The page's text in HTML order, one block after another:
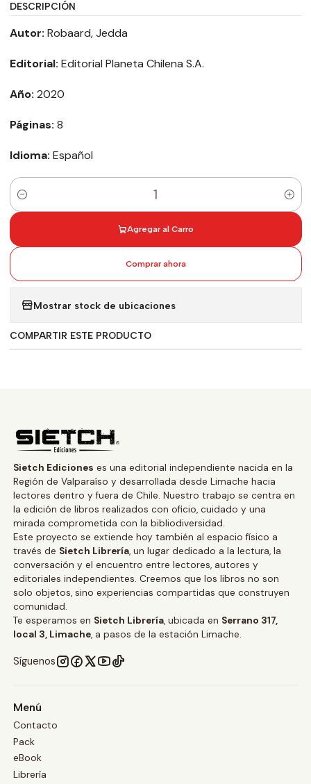
DESCRIPCIÓN
Autor: Robaard, Jedda
Editorial: Editorial Planeta Chilena S.A.
Año: 2020
Páginas: 8
Idioma: Español
Cantidad
Agregar al Carro
Comprar ahora
Mostrar stock de ubicaciones
COMPARTIR ESTE PRODUCTO
Sietch Ediciones es una editorial independiente nacida en la
Región de Valparaíso y desarrollada desde Limache hacia
lectores dentro y fuera de Chile. Nuestro trabajo se centra en
la edición de libros realizados con oficio, cuidado y una
mirada comprometida con la bibliodiversidad.
Este proyecto se extiende hoy también al espacio físico a
través de Sietch Librería, un lugar dedicado a la lectura, la
conversación y el encuentro entre lectores, autores y
editoriales independientes. Creemos que los libros no son
solo objetos, sino experiencias compartidas que construyen
comunidad.
Te esperamos en Sietch Librería, ubicada en Serrano 317,
local 3, Limache, a pasos de la estación Limache.
Síguenos
Menú
Contacto
Pack
eBook
Librería